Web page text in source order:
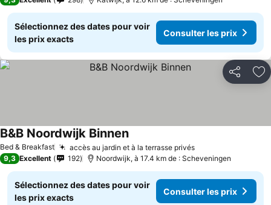
Sélectionnez des dates pour voir
les prix exacts
Consulter les prix
Partager
Bed & Breakfast accès au jardin et à la terrasse privés
B&B Noordwijk Binnen
9,3 Excellent 192 Noordwijk, à 17.4 km de : Scheveningen
Sélectionnez des dates pour voir
les prix exacts
Consulter les prix